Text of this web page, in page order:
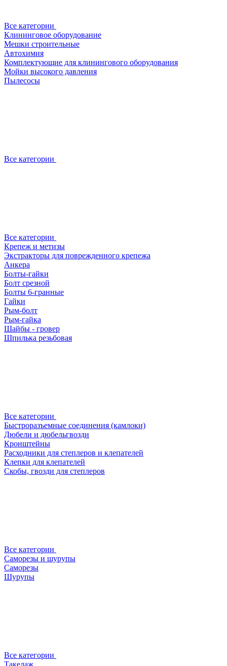
Все категории
Клининговое оборудование
Мешки строительные
Автохимия
Комплектующие для клинингового оборудования
Мойки высокого давления
Пылесосы
Все категории
Все категории
Крепеж и метизы
Экстракторы для поврежденного крепежа
Анкера
Болты-гайки
Болт срезной
Болты 6-гранные
Гайки
Рым-болт
Рым-гайка
Шайбы - гровер
Шпилька резьбовая
Все категории
Быстроразъемные соединения (камлоки)
Дюбели и дюбельгвозди
Кронштейны
Расходники для степлеров и клепателей
Клепки для клепателей
Скобы, гвозди для степлеров
Все категории
Саморезы и шурупы
Саморезы
Шурупы
Все категории
Такелаж